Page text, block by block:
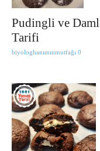
Pudingli ve
Tarifi
biyologhanımınmutfağı 0